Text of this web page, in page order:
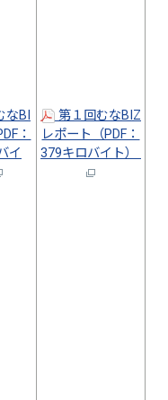
BI
：
イ
第１回むなBIZ
レポート（PDF：
379キロバイト）